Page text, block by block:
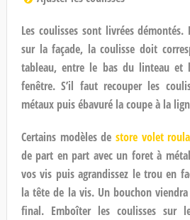
Les coulisses sont livrées
sur la façade, la coulisse doit
tableau, entre le bas du linteau et
fenêtre. S’il faut recouper les
métaux puis ébavuré la coupe à la
Certains modèles de store volet
de part en part avec un foret à
vos vis puis agrandissez le trou en
la tête de la vis. Un bouchon
final. Emboîter les coulisses sur